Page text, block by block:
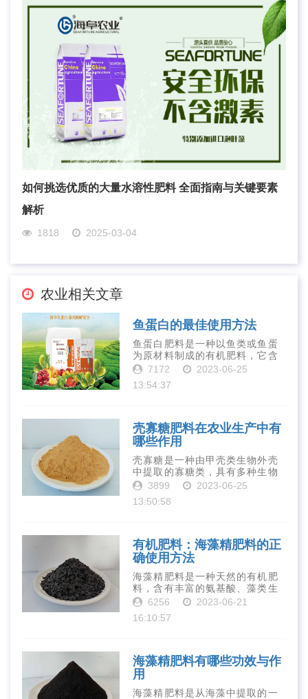
如何挑选优质的大量水溶性肥料 全面指南与关键要素
解析
1818 2025-03-04
农业相关文章
鱼蛋白的最佳使用方法
鱼蛋白肥料是一种以鱼类或鱼蛋
为原材料制成的有机肥料，它含
有丰富的营养物质，如氮、磷、
钾、钙、镁等元素以及多种微量
元素和植物生长因子。这些营养
7172
2023-06-25
13:54:37
壳寡糖肥料在农业生产中有
哪些作用
壳寡糖是一种由甲壳类生物外壳
中提取的寡糖类，具有多种生物
活性和营养价值。在农业生产
中，壳寡糖也有许多作用，特别
是作为一种新型的有机肥料，壳
3899
2023-06-25
13:50:58
有机肥料：海藻精肥料的正
确使用方法
海藻精肥料是一种天然的有机肥
料，含有丰富的氨基酸、藻类生
长素、维生素、微量元素、蛋白
质等营养物质，可以提高土壤肥
力、促进植物生长、增强植物抗
6256
2023-06-21
16:10:57
海藻精肥料有哪些功效与作
用
海藻精肥料是从海藻中提取的一